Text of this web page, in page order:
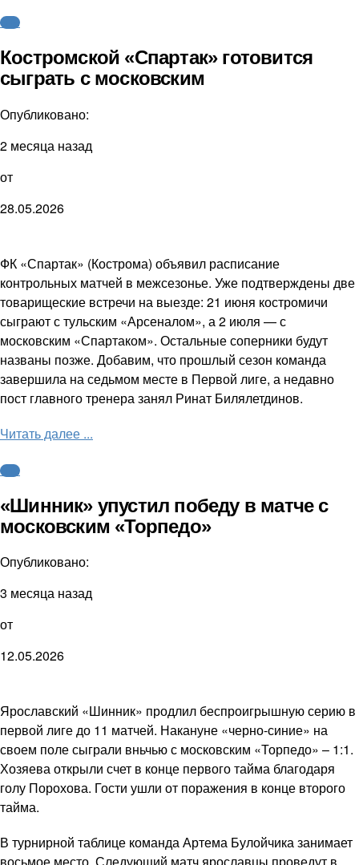
ФНЛ
Костромской «Спартак» готовится
сыграть с московским
Опубликовано:
2 месяца назад
от
28.05.2026
ФК «Спартак» (Кострома) объявил расписание
контрольных матчей в межсезонье. Уже подтверждены две
товарищеские встречи на выезде: 21 июня костромичи
сыграют с тульским «Арсеналом», а 2 июля — с
московским «Спартаком». Остальные соперники будут
названы позже. Добавим, что прошлый сезон команда
завершила на седьмом месте в Первой лиге, а недавно
пост главного тренера занял Ринат Билялетдинов.
Читать далее ...
ФНЛ
«Шинник» упустил победу в матче с
московским «Торпедо»
Опубликовано:
3 месяца назад
от
12.05.2026
Ярославский «Шинник» продлил беспроигрышную серию в
первой лиге до 11 матчей. Накануне «черно-синие» на
своем поле сыграли вньчью с московским «Торпедо» – 1:1.
Хозяева открыли счет в конце первого тайма благодаря
голу Порохова. Гости ушли от поражения в конце второго
тайма.
В турнирной таблице команда Артема Булойчика занимает